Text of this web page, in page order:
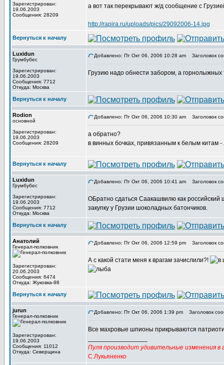
Зарегистрирован:
19.06.2003
Сообщения: 28209
а вот так перекрывают ж/д сообщение с
http://rapira.ru/uploads/pics/29092006-14.jpg
Вернуться к началу
Luxidun
Грумбубес
Зарегистрирован:
19.06.2003
Сообщения: 7712
Откуда: Москва
Добавлено: Пт Окт 06, 2006 10:28 am Заголовок
Грузию надо обнести забором, а
Вернуться к началу
Rodion
основной
Зарегистрирован:
19.06.2003
Сообщения: 28209
Добавлено: Пт Окт 06, 2006 10:30 am Заголовок
а обратно?
в винных бочках, привязанным к белым китам
Вернуться к началу
Luxidun
Грумбубес
Зарегистрирован:
19.06.2003
Сообщения: 7712
Откуда: Москва
Добавлено: Пт Окт 06, 2006 10:41 am Заголовок
ОБратно сдаться Саакашвилю как российский
закупку у Грузии шоколадных батончиков.
Вернуться к началу
Анатолий
Генерал-полковник
Зарегистрирован:
20.06.2003
Сообщения: 6474
Откуда: Жуковка-98
Добавлено: Пт Окт 06, 2006 12:59 pm Заголовок
А с какой стати меня к врагам зачислили?!
Вернуться к началу
jurun
Генерал-полковник
Зарегистрирован:
19.06.2003
Сообщения: 11012
Откуда: Северщина
Добавлено: Пт Окт 06, 2006 1:39 pm Заголовок
Все махровые шпионы прикрываются
Пуля производит удивительные изменения в
С.Лукьяненко